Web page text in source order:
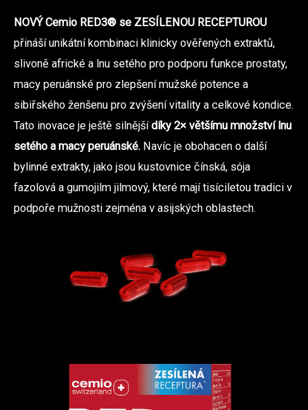
NOVÝ Cemio RED3® se ZESÍLENOU RECEPTUROU
přináší unikátní kombinaci klinicky ověřených extraktů,
slivoně africké a lnu setého pro podporu funkce prostaty,
macy peruánské pro zlepšení mužské potence a
sibiřského ženšenu pro zvýšení vitality a celkové kondice.
Tato inovace je ještě silnějšídíky 2× většímu množství lnu
setého a macy peruánské. Navíc je obohacen o další
bylinné extrakty, jako jsou kustovnice čínská, sója
fazolová a gumojilm jilmový, které mají tisíciletou tradici v
podpoře mužnosti zejména v asijských oblastech.